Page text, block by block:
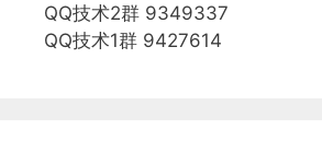
QQ技术2群 9349337
QQ技术1群 9427614